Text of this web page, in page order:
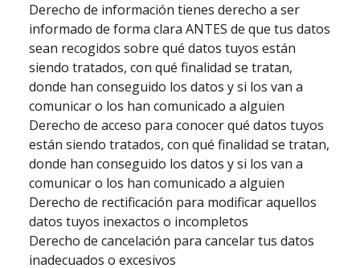
Derecho de información tienes derecho a ser
informado de forma clara ANTES de que tus datos
sean recogidos sobre qué datos tuyos están
siendo tratados, con qué finalidad se tratan,
donde han conseguido los datos y si los van a
comunicar o los han comunicado a alguien
Derecho de acceso para conocer qué datos tuyos
están siendo tratados, con qué finalidad se tratan,
donde han conseguido los datos y si los van a
comunicar o los han comunicado a alguien
Derecho de rectificación para modificar aquellos
datos tuyos inexactos o incompletos
Derecho de cancelación para cancelar tus datos
inadecuados o excesivos